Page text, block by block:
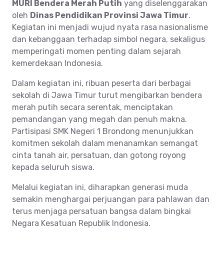
MURI Bendera Merah Putih yang diselenggarakan
oleh Dinas Pendidikan Provinsi Jawa Timur.
Kegiatan ini menjadi wujud nyata rasa nasionalisme
dan kebanggaan terhadap simbol negara, sekaligus
memperingati momen penting dalam sejarah
kemerdekaan Indonesia.
Dalam kegiatan ini, ribuan peserta dari berbagai
sekolah di Jawa Timur turut mengibarkan bendera
merah putih secara serentak, menciptakan
pemandangan yang megah dan penuh makna.
Partisipasi SMK Negeri 1 Brondong menunjukkan
komitmen sekolah dalam menanamkan semangat
cinta tanah air, persatuan, dan gotong royong
kepada seluruh siswa.
Melalui kegiatan ini, diharapkan generasi muda
semakin menghargai perjuangan para pahlawan dan
terus menjaga persatuan bangsa dalam bingkai
Negara Kesatuan Republik Indonesia.